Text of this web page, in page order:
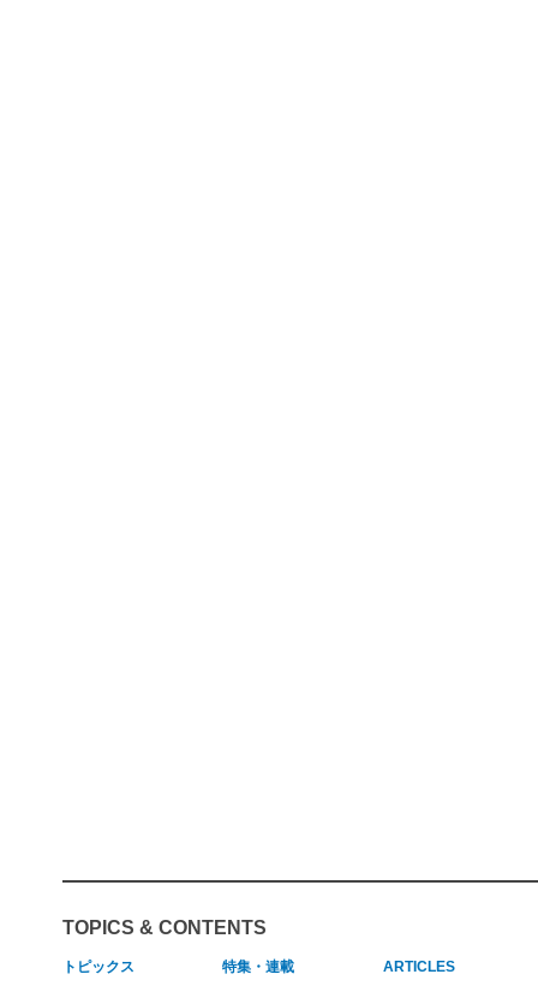
TOPICS & CONTENTS
トピックス 特集・連載 ARTICLES